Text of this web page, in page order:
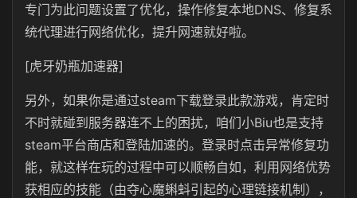
专门为此问题设置了优化，操作修复本地DNS、修复系
统代理进行网络优化，提升网速就好啦。
[虎牙奶瓶加速器]
另外，如果你是通过steam下载登录此款游戏，肯定时
不时就碰到服务器连不上的困扰，咱们小Biu也是支持
steam平台商店和登陆加速的。登录时点击异常修复功
能，就这样在玩的过程中可以顺畅自如，利用网络优势
获相应的技能（由夺心魔蝌蚪引起的心理链接机制 ）
，